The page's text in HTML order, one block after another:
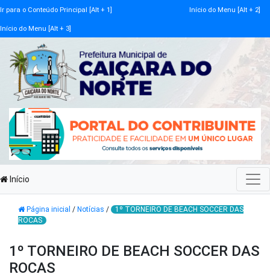
Ir para o Conteúdo Principal [Alt + 1] Início do Menu [Alt + 2]
Início do Menu [Alt + 3]
Início
Página inicial / Notícias /
1º TORNEIRO DE BEACH SOCCER DAS
ROCAS
1º TORNEIRO DE BEACH SOCCER DAS
ROCAS